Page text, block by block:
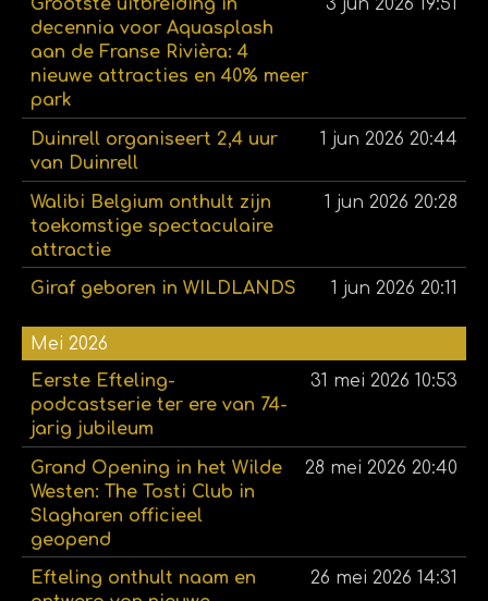
Grootste uitbreiding in
decennia voor Aquasplash
aan de Franse Rivièra: 4
nieuwe attracties en 40% meer
park
3 jun 2026 19:51
Duinrell organiseert 2,4 uur
van Duinrell
1 jun 2026 20:44
Walibi Belgium onthult zijn
toekomstige spectaculaire
attractie
1 jun 2026 20:28
Giraf geboren in WILDLANDS 1 jun 2026 20:11
Mei 2026
Eerste Efteling-
podcastserie ter ere van 74-
jarig jubileum
31 mei 2026 10:53
Grand Opening in het Wilde
Westen: The Tosti Club in
Slagharen officieel
geopend
28 mei 2026 20:40
Efteling onthult naam en
26 mei 2026 14:31